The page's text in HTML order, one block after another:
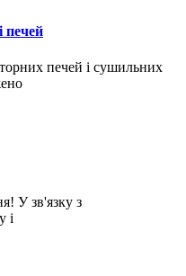
печей
печей і сушильних
У зв'язку з
і